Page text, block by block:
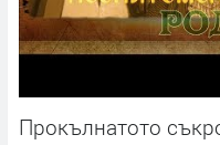
Прокълнатото